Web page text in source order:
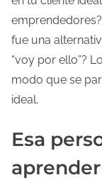
fue una
“voy por ello”?
modo que se
ideal.
Esa